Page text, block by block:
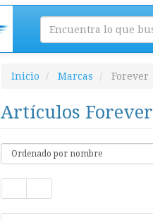
Inicio Marcas Forever
Artículos Forever